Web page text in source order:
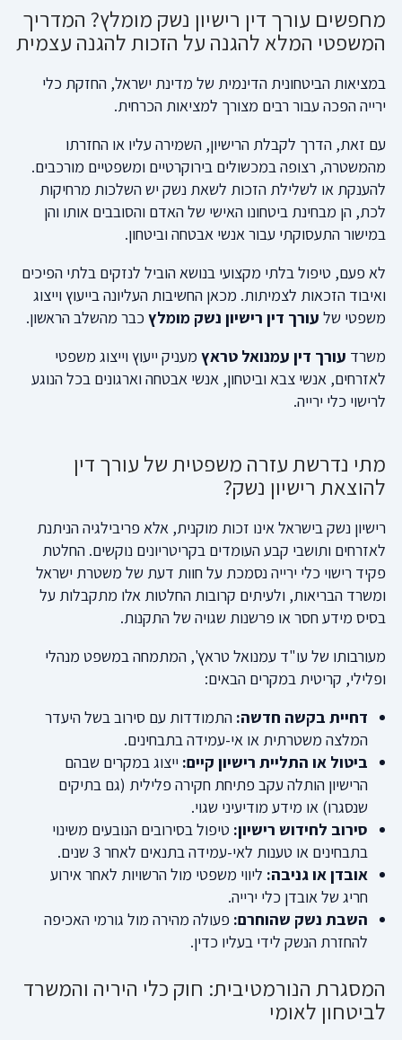
מחפשים עורך דין רישיון נשק מומלץ? המדריך
המשפטי המלא להגנה על הזכות להגנה עצמית
במציאות הביטחונית הדינמית של מדינת ישראל, החזקת כלי
ירייה הפכה עבור רבים מצורך למציאות הכרחית.
עם זאת, הדרך לקבלת הרישיון, השמירה עליו או החזרתו
מהמשטרה, רצופה במכשולים בירוקרטיים ומשפטיים מורכבים.
להענקת או לשלילת הזכות לשאת נשק יש השלכות מרחיקות
לכת, הן מבחינת ביטחונו האישי של האדם והסובבים אותו והן
במישור התעסוקתי עבור אנשי אבטחה וביטחון.
לא פעם, טיפול בלתי מקצועי בנושא הוביל לנזקים בלתי הפיכים
ואיבוד הזכאות לצמיתות. מכאן החשיבות העליונה בייעוץ וייצוג
משפטי של עורך דין רישיון נשק מומלץכבר מהשלב הראשון.
משרד עורך דין עמנואל טראץמעניק ייעוץ וייצוג משפטי
לאזרחים, אנשי צבא וביטחון, אנשי אבטחה וארגונים בכל הנוגע
לרישוי כלי ירייה.
מתי נדרשת עזרה משפטית של עורך דין
להוצאת רישיון נשק?
רישיון נשק בישראל אינו זכות מוקנית, אלא פריבילגיה הניתנת
לאזרחים ותושבי קבע העומדים בקריטריונים נוקשים. החלטת
פקיד רישוי כלי ירייה נסמכת על חוות דעת של משטרת ישראל
ומשרד הבריאות, ולעיתים קרובות החלטות אלו מתקבלות על
בסיס מידע חסר או פרשנות שגויה של התקנות.
מעורבותו של עו"ד עמנואל טראץ', המתמחה במשפט מנהלי
ופלילי, קריטית במקרים הבאים:
דחיית בקשה חדשה: התמודדות עם סירוב בשל היעדר
המלצה משטרתית או אי-עמידה בתבחינים.
ביטול או התליית רישיון קיים: ייצוג במקרים שבהם
הרישיון הותלה עקב פתיחת חקירה פלילית (גם בתיקים
שנסגרו) או מידע מודיעיני שגוי.
סירוב לחידוש רישיון: טיפול בסירובים הנובעים משינוי
בתבחינים או טענות לאי-עמידה בתנאים לאחר 3 שנים.
אובדן או גניבה: ליווי משפטי מול הרשויות לאחר אירוע
חריג של אובדן כלי ירייה.
השבת נשק שהוחרם: פעולה מהירה מול גורמי האכיפה
להחזרת הנשק לידי בעליו כדין.
המסגרת הנורמטיבית: חוק כלי היריה והמשרד
לביטחון לאומי